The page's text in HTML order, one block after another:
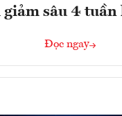
giảm sâu 4
Đọc ngay